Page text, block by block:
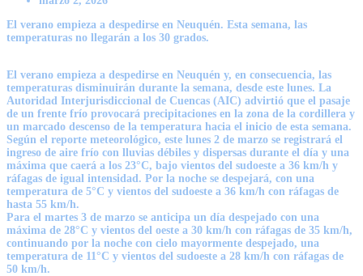
El verano empieza a despedirse en Neuquén. Esta semana, las
temperaturas no llegarán a los 30 grados.
El verano empieza a despedirse en Neuquén y, en consecuencia, las
temperaturas disminuirán durante la semana, desde este lunes. La
Autoridad Interjurisdiccional de Cuencas (AIC) advirtió que el pasaje
de un frente frío provocará precipitaciones en la zona de la cordillera y
un marcado descenso de la temperatura hacia el inicio de esta semana.
Según el reporte meteorológico, este lunes 2 de marzo se registrará el
ingreso de aire frío con lluvias débiles y dispersas durante el día y una
máxima que caerá a los 23°C, bajo vientos del sudoeste a 36 km/h y
ráfagas de igual intensidad. Por la noche se despejará, con una
temperatura de 5°C y vientos del sudoeste a 36 km/h con ráfagas de
hasta 55 km/h.
Para el martes 3 de marzo se anticipa un día despejado con una
máxima de 28°C y vientos del oeste a 30 km/h con ráfagas de 35 km/h,
continuando por la noche con cielo mayormente despejado, una
temperatura de 11°C y vientos del sudoeste a 28 km/h con ráfagas de
50 km/h.